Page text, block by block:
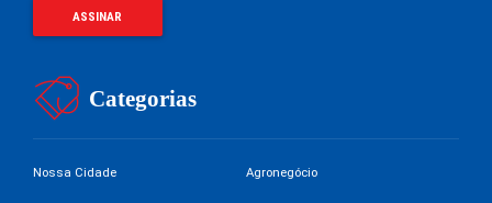
Categorias
Nossa Cidade Agronegócio